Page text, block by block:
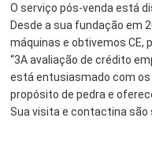
O serviço pós-venda está
Desde a sua fundação em
máquinas e obtivemos CE,
“3A avaliação de crédito
está entusiasmado com os
propósito de pedra e
Sua visita e contactina são